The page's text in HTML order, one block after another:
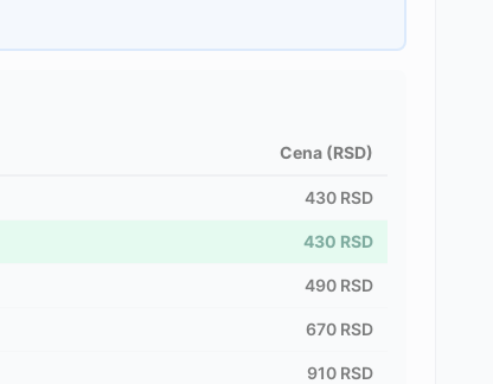
Cena (RSD)
430 RSD
430 RSD
490 RSD
670 RSD
910 RSD